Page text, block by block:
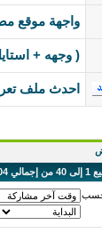
واجهة موقع
( وجهه +
احدث ملف
حسب